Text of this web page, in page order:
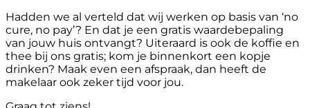
Hadden we al verteld dat wij werken op basis van ‘no
cure, no pay’? En dat je een gratis waardebepaling
van jouw huis ontvangt? Uiteraard is ook de koffie en
thee bij ons gratis; kom je binnenkort een kopje
drinken? Maak even een afspraak, dan heeft de
makelaar ook zeker tijd voor jou.